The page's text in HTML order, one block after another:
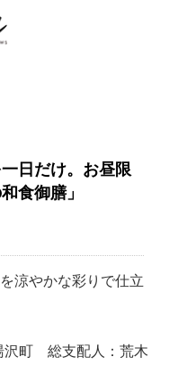
日だけ。お昼限
食御膳」
涼やかな彩りで仕立
沢町 総支配人：荒木